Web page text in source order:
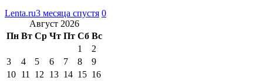
Lenta.ru3 месяца спустя 0
Август 2026
Пн Вт Ср Чт Пт Сб Вс
1
2
3
4 5 6 7 8
9
10 11 12 13 14 15 16